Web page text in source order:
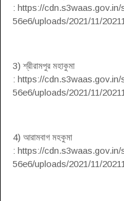
: https://
56e6/uploads/2021/11/
3) শ্রীরামপুর মহাকুমা
: https://
56e6/uploads/2021/11/
4) আরামবাগ মহকুমা
: https://
56e6/uploads/2021/11/